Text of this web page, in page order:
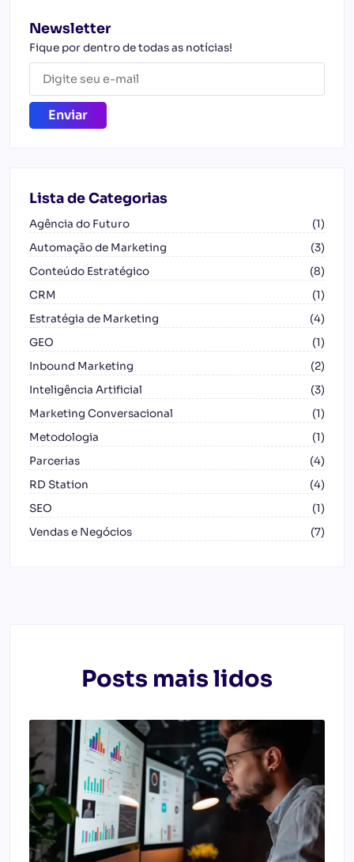
Newsletter
Fique por dentro de todas as notícias!
Lista de Categorias
Agência do Futuro
(1)
Automação de Marketing
(3)
Conteúdo Estratégico
(8)
CRM
(1)
Estratégia de Marketing
(4)
GEO
(1)
Inbound Marketing
(2)
Inteligência Artificial
(3)
Marketing Conversacional
(1)
Metodologia
(1)
Parcerias
(4)
RD Station
(4)
SEO
(1)
Vendas e Negócios
(7)
Posts mais lidos